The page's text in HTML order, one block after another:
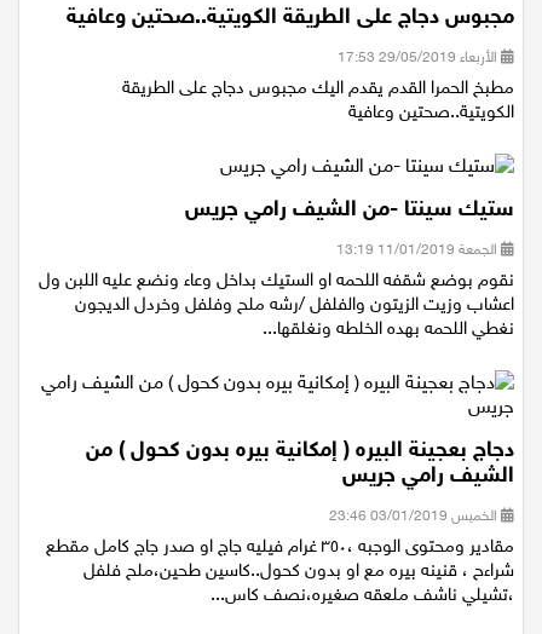
مجبوس دجاج على الطريقة الكويتية..صحتين وعافية
الأربعاء 29/05/2019 17:53
مطبخ الحمرا القدم يقدم اليك مجبوس دجاج على الطريقة
الكويتية..صحتين وعافية
ستيك سينتا -من الشيف رامي جريس
الجمعة 11/01/2019 13:19
نقوم بوضع شقفه اللحمه او الستيك بداخل وعاء ونضع عليه اللبن ول
اعشاب وزيت الزيتون والفلفل /رشه ملح وفلفل وخردل الديجون
نغطي اللحمه بهده الخلطه ونغلقها...
دجاج بعجينة البيره ( إمكانية بيره بدون كحول ) من
الشيف رامي جريس
الخميس 03/01/2019 23:46
مقادير ومحتوى الوجبه ،٣٥٠ غرام فيليه جاج او صدر جاج كامل مقطع
شراءح ، قنينه بيره مع او بدون كحول..كاسين طحين،ملح فلفل
،تشيلي ناشف ملعقه صغيره،نصف كاس...